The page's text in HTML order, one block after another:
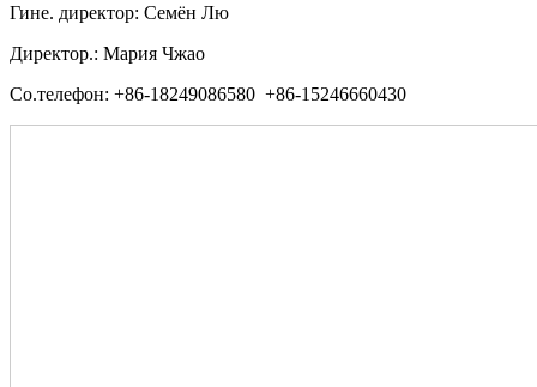
Гине. директор: Семён Лю
Директор.: Мария Чжао
Со.телефон: +86-18249086580 +86-15246660430